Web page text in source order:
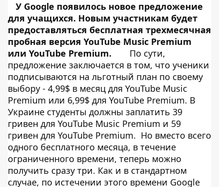
У Google появилось новое предложение
для учащихся. Новым участникам будет
предоставляться бесплатная трехмесячная
пробная версия YouTube Music Premium
или YouTube Premium.
По сути,
предложение заключается в том, что ученики
подписываются на льготный план по своему
выбору - 4,99$ в месяц для YouTube Music
Premium или 6,99$ для YouTube Premium. В
Украине студенты должны заплатить 39
гривен для YouTube Music Premium и 59
гривен для YouTube Premium. Но вместо всего
одного бесплатного месяца, в течение
ограниченного времени, теперь можно
получить сразу три. Как и в стандартном
случае, по истечении этого времени Google